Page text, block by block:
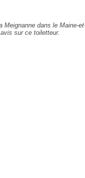
Meignanne dans le Maine-
sur ce toiletteur.